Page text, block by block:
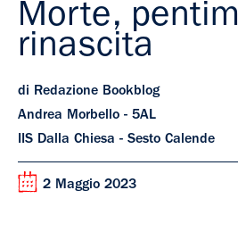
Morte,
rinascita
di Redazione Bookblog
Andrea Morbello - 5AL
IIS Dalla Chiesa - Sesto Calende
2 Maggio 2023